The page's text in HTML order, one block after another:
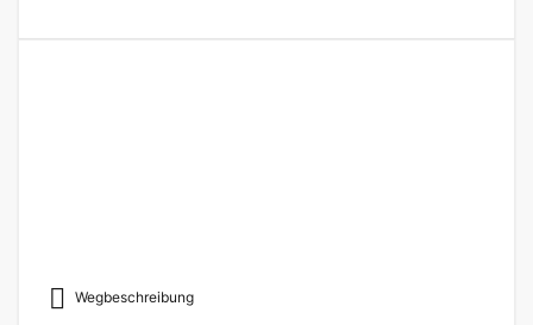
Wegbeschreibung